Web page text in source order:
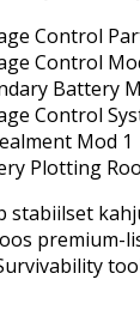
Control
Control
Battery
Control
Mod 1
Plotting
stabiilset
premium-